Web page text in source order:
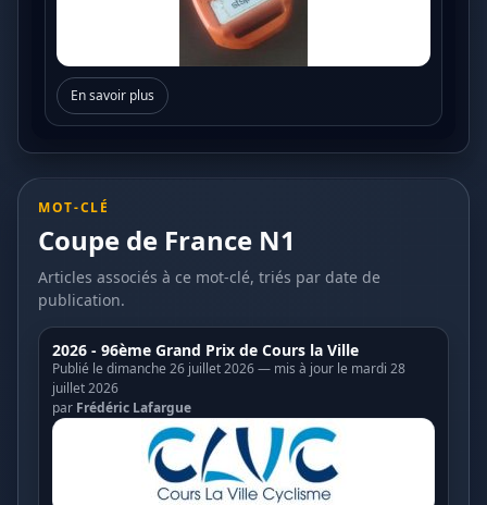
En savoir plus
MOT-CLÉ
Coupe de France N1
Articles associés à ce mot-clé, triés par date de
publication.
2026 - 96ème Grand Prix de Cours la Ville
Publié le dimanche 26 juillet 2026 — mis à jour le mardi 28
juillet 2026
par Frédéric Lafargue